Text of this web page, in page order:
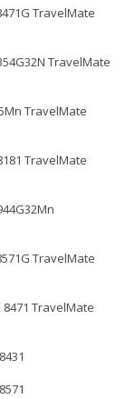
TravelMate
TravelMate
TravelMate
TravelMate
TravelMate
TravelMate